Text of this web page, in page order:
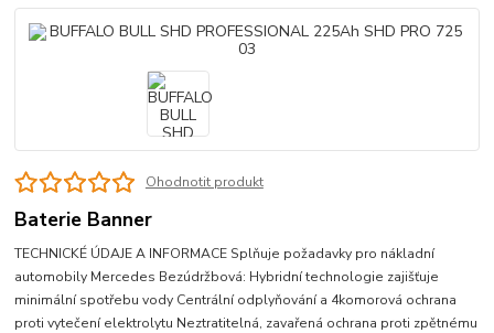
Ohodnotit produkt
Baterie Banner
TECHNICKÉ ÚDAJE A INFORMACE Splňuje požadavky pro nákladní
automobily Mercedes Bezúdržbová: Hybridní technologie zajišťuje
minimální spotřebu vody Centrální odplyňování a 4komorová ochrana
proti vytečení elektrolytu Neztratitelná, zavařená ochrana proti zpětnému